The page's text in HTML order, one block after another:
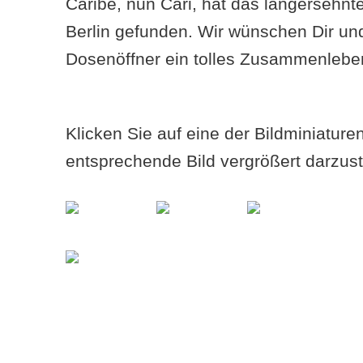
Berlin gefunden. Wir wünschen Dir
Dosenöffner ein tolles
Klicken Sie auf eine der
entsprechende Bild vergrößert